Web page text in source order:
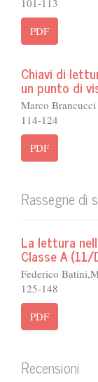
PDF
Chiavi di
un punto di
Marco Brancucci
114-124
PDF
Rassegne di
La lettura
Classe A
Federico
125-148
PDF
Recensioni